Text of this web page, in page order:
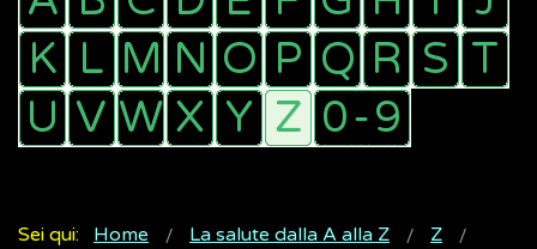
Sei qui: Home La salute dalla A alla Z
Z